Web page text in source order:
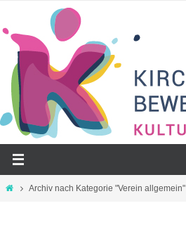
Inhalt
springen
StartArchiv nach Kategorie "Verein allgemein"